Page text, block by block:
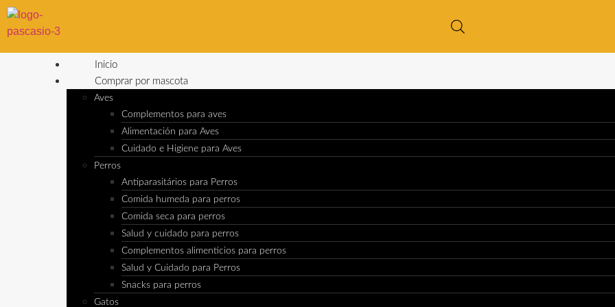
Inicio
Comprar por mascota
Aves
Complementos para aves
Alimentación para Aves
Cuidado e Higiene para Aves
Perros
Antiparasitários para Perros
Comida humeda para perros
Comida seca para perros
Salud y cuidado para perros
Complementos alimenticios para perros
Salud y Cuidado para Perros
Snacks para perros
Gatos